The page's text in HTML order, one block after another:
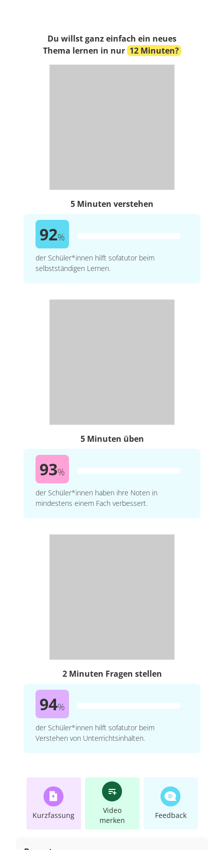
Du willst ganz einfach ein neues
Thema lernen in nur 12 Minuten?
5 Minuten verstehen
92%
der Schüler*innen hilft sofatutor beim
selbstständigen Lernen.
5 Minuten üben
93%
der Schüler*innen haben ihre Noten in
mindestens einem Fach verbessert.
2 Minuten Fragen stellen
94%
der Schüler*innen hilft sofatutor beim
Verstehen von Unterrichtsinhalten.
Kurzfassung
Video
merken
Feedback